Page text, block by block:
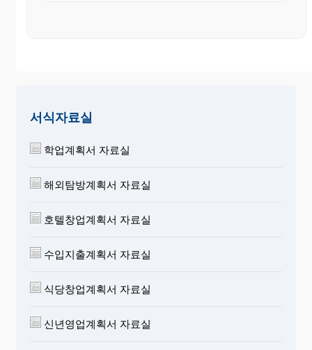
서식자료실
학업계획서 자료실
해외탐방계획서 자료실
호텔창업계획서 자료실
수입지출계획서 자료실
식당창업계획서 자료실
신년영업계획서 자료실